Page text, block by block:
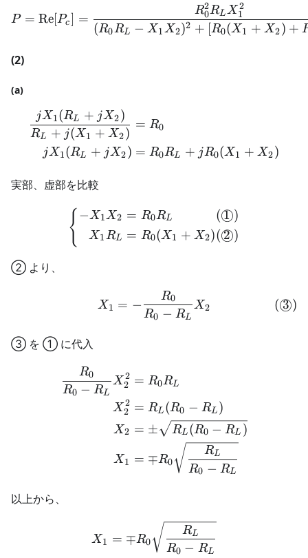
P = \text{Re}[P_c] =
P = Re[Pc] =
(R0RL − X1X2)2 + [R0(X1 + X2) +
R0
2RLX1
2
(2)
(a)
\begin{aligned}
RL + j(X1 + X2)
jX1(RL + jX2)
jX1(RL + jX2)
= R0
= R0RL + jR0(X1 + X2)
実部、虚部を比較
\left \{ \begin{align} -
{ − X1 X2
X1 RL
= R0 RL
= R0(X1 + X2)
( 1
◯)
( 2
◯)
② より、
\begin{align} X_1 = -
X1 = −
R0 − RL
R0
X2 ( 3
◯)
③ を ① に代入
\begin{aligned}
R0 − RL
R0
X2
2
X2
2
X2
X1
= R0RL
= RL (R0 − RL )
= ± RL (R0 − RL )
= ∓R0
R0 − RL
RL
以上から、
X_1 = \mp
X1 = ∓R0
R0 − RL
RL